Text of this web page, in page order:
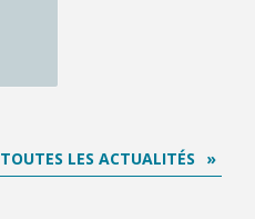
TOUTES LES ACTUALITÉS